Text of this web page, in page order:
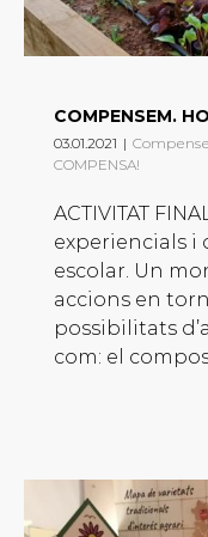
COMPENSEM.
03.01.2021 |
COMPENSA!
ACTIVITAT
experiencials i
escolar. Un
accions en
possibilitats
com: el